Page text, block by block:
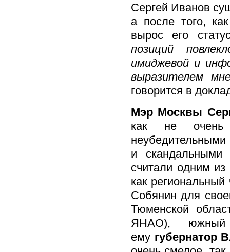
Сергей Иванов
а после того,
вырос его
позиций
имиджевой и
выразителем
говорится в
Мэр Москвы
как не
неубедительными
и скандальными
считали одним
как
Собянин для
Тюменской
ЯНАО), южный
ему губернатор